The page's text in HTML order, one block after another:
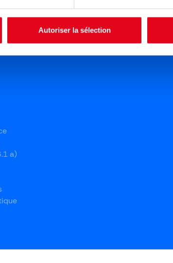
Autoriser la sélection
vente sans personnel.
a)